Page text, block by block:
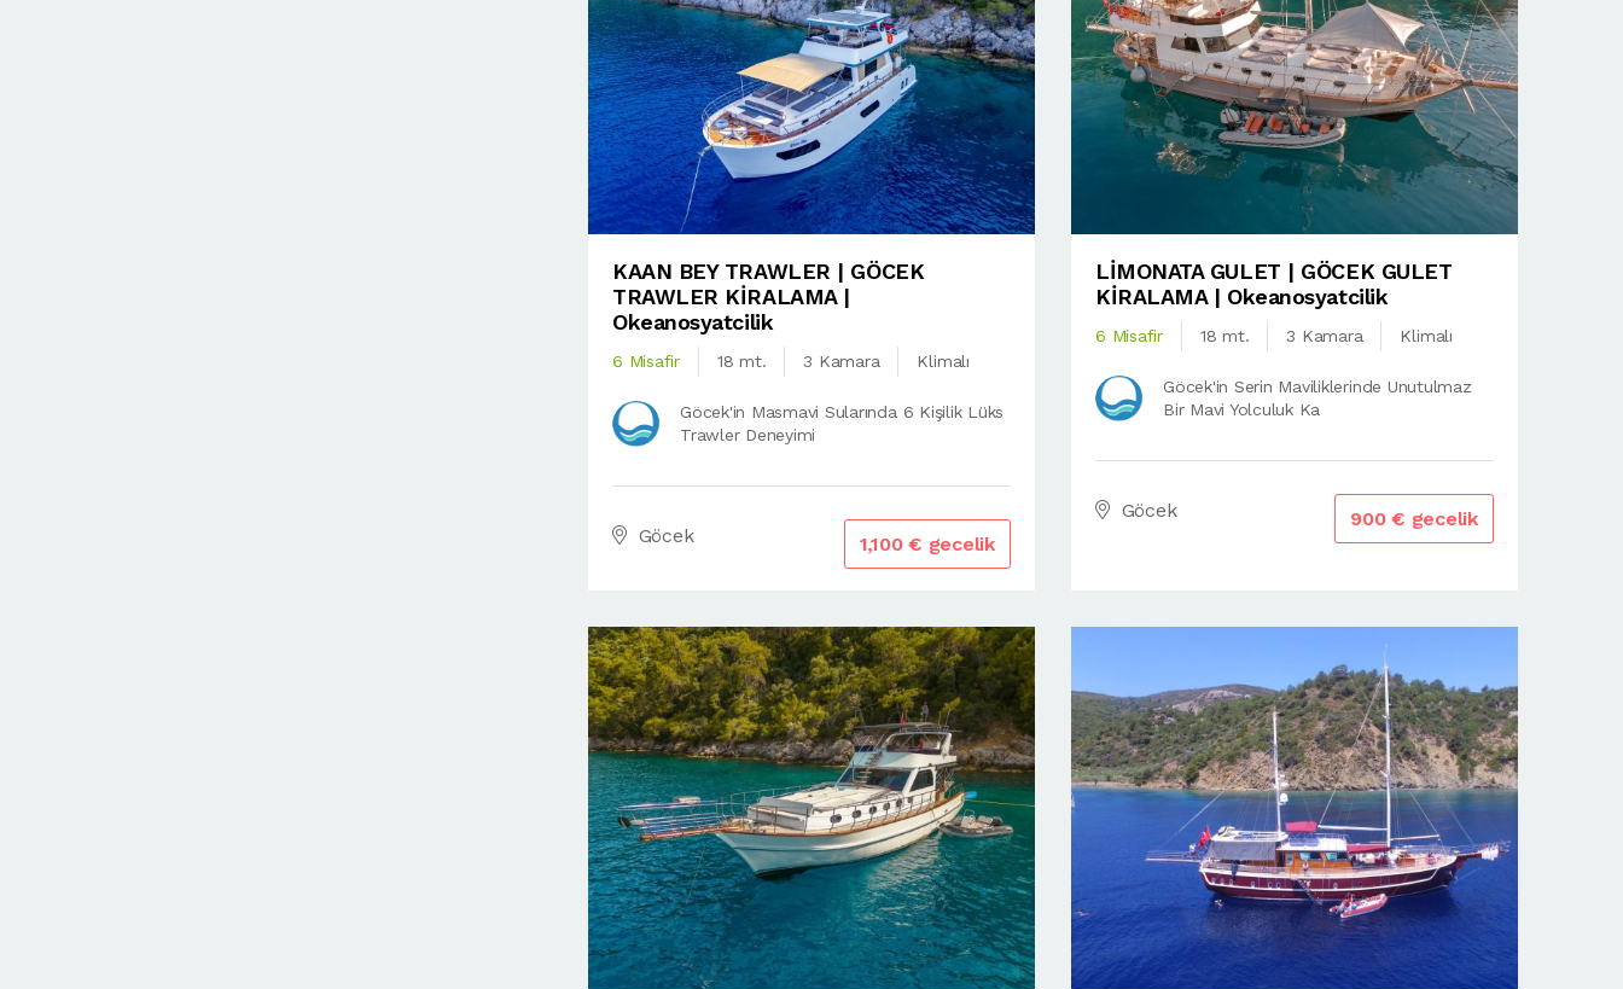
KAAN BEY TRAWLER | GÖCEK
TRAWLER KİRALAMA |
Okeanosyatcilik
6 Misafir 18 mt. 3 Kamara Klimalı
Göcek'in Masmavi Sularında 6 Kişilik Lüks
Trawler Deneyimi
Göcek 1,100 € gecelik
LİMONATA GULET | GÖCEK GULET
KİRALAMA | Okeanosyatcilik
6 Misafir 18 mt. 3 Kamara Klimalı
Göcek'in Serin Maviliklerinde Unutulmaz
Bir Mavi Yolculuk Ka
Göcek 900 € gecelik